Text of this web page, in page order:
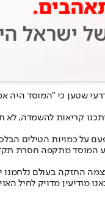
שטען כי "המוסד היה
קריאות להשמדה,
על כמויות הטילים
המוסד מתקפה חסרת
מדויק לחיל